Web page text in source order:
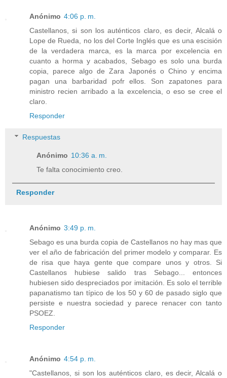
Anónimo 4:06 p. m.
Castellanos, si son los auténticos claro, es decir, Alcalá o
Lope de Rueda, no los del Corte Inglés que es una escisión
de la verdadera marca, es la marca por excelencia en
cuanto a horma y acabados, Sebago es solo una burda
copia, parece algo de Zara Japonés o Chino y encima
pagan una barbaridad pofr ellos. Son zapatones para
ministro recien arribado a la excelencia, o eso se cree el
claro.
Responder
Respuestas
Anónimo 10:36 a. m.
Te falta conocimiento creo.
Responder
Anónimo 3:49 p. m.
Sebago es una burda copia de Castellanos no hay mas que
ver el año de fabricación del primer modelo y comparar. Es
de risa que haya gente que compare unos y otros. Si
Castellanos hubiese salido tras Sebago... entonces
hubiesen sido despreciados por imitación. Es solo el terrible
papanatismo tan típico de los 50 y 60 de pasado siglo que
persiste e nuestra sociedad y parece renacer con tanto
PSOEZ.
Responder
Anónimo 4:54 p. m.
"Castellanos, si son los auténticos claro, es decir, Alcalá o